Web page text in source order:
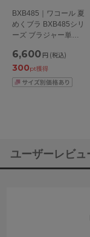
BXB485｜ワコール 夏
めくブラ BXB485シリ
ーズ ブラジャー単品
ー65/70/75/80/85cm
6,600 円 (税込)
300pt獲得
ユーザーレビュ